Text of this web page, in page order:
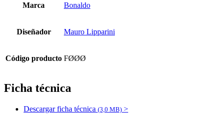
Marca Bonaldo
Diseñador Mauro Lipparini
Código producto FØØØ
Ficha técnica
Descargar ficha técnica (3,0 MB) >